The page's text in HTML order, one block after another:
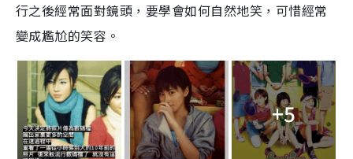
行之後經常面對鏡頭，要學會如何自然地笑，可惜經常
變成尷尬的笑容。
+5